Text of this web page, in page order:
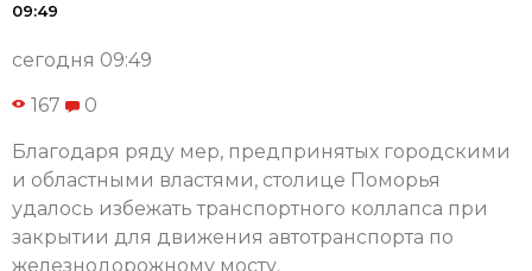
09:49
сегодня 09:49
167 0
Благодаря ряду мер, предпринятых городскими
и областными властями, столице Поморья
удалось избежать транспортного коллапса при
закрытии для движения автотранспорта по
железнодорожному мосту.